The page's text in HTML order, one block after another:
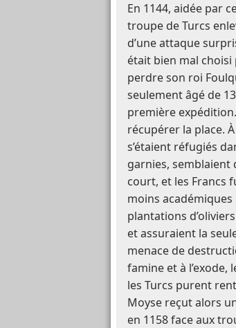
En 1144, aidée par
troupe de Turcs
d’une attaque
était bien mal choisi
perdre son roi
seulement âgé de
première
récupérer la place.
s’étaient réfugiés
garnies, semblaient
court, et les Francs
moins
plantations
et assuraient la
menace de
famine et à
les Turcs purent
Moyse reçut alors
en 1158 face aux